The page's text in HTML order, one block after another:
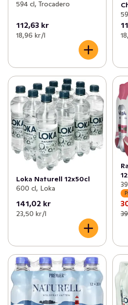
594 cl, Trocadero
112,63 kr
18,96 kr /l
Loka Naturell 12x50cl
600 cl, Loka
141,02 kr
23,50 kr /l